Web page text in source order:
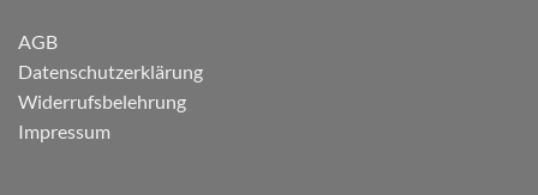
AGB
Datenschutzerklärung
Widerrufsbelehrung
Impressum